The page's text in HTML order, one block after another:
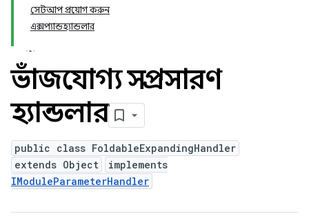
সেটআপ প্রয়োগ করুন
এক্সপ্যান্ডহ্যান্ডলার
ভাঁজযোগ্য সম্প্রসারণ
হ্যান্ডলার
public class FoldableExpandingHandler
extends Object
implements
IModuleParameterHandler